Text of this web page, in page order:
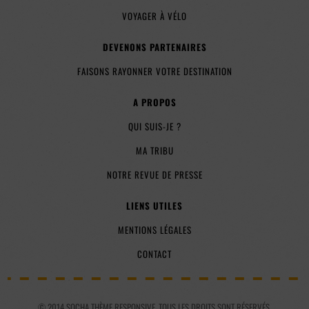
VOYAGER À VÉLO
DEVENONS PARTENAIRES
FAISONS RAYONNER VOTRE DESTINATION
A PROPOS
QUI SUIS-JE ?
MA TRIBU
NOTRE REVUE DE PRESSE
LIENS UTILES
MENTIONS LÉGALES
CONTACT